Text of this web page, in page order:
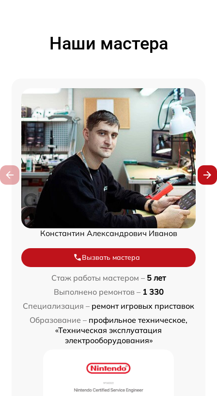
Наши мастера
Константин Александрович Иванов
Вызвать мастера
Стаж работы мастером – 5 лет
Выполнено ремонтов – 1 330
Специализация – ремонт игровых приставок
Образование – профильное техническое,
«Техническая эксплуатация
электрооборудования»